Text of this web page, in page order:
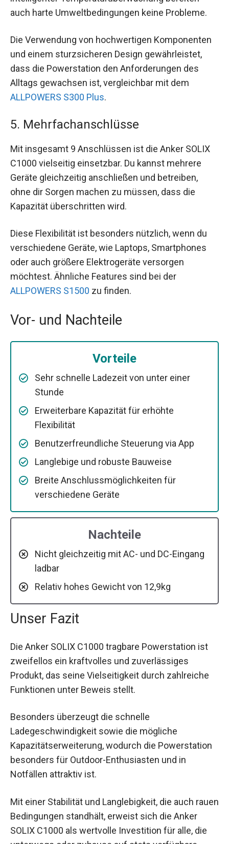
auch harte Umweltbedingungen keine Probleme.
Die Verwendung von hochwertigen Komponenten
und einem sturzsicheren Design gewährleistet,
dass die Powerstation den Anforderungen des
Alltags gewachsen ist, vergleichbar mit dem
ALLPOWERS S300 Plus.
5. Mehrfachanschlüsse
Mit insgesamt 9 Anschlüssen ist die Anker SOLIX
C1000 vielseitig einsetzbar. Du kannst mehrere
Geräte gleichzeitig anschließen und betreiben,
ohne dir Sorgen machen zu müssen, dass die
Kapazität überschritten wird.
Diese Flexibilität ist besonders nützlich, wenn du
verschiedene Geräte, wie Laptops, Smartphones
oder auch größere Elektrogeräte versorgen
möchtest. Ähnliche Features sind bei der
ALLPOWERS S1500 zu finden.
Vor- und Nachteile
Vorteile
Sehr schnelle Ladezeit von unter einer
Stunde
Erweiterbare Kapazität für erhöhte
Flexibilität
Benutzerfreundliche Steuerung via App
Langlebige und robuste Bauweise
Breite Anschlussmöglichkeiten für
verschiedene Geräte
Nachteile
Nicht gleichzeitig mit AC- und DC-Eingang
ladbar
Relativ hohes Gewicht von 12,9kg
Unser Fazit
Die Anker SOLIX C1000 tragbare Powerstation ist
zweifellos ein kraftvolles und zuverlässiges
Produkt, das seine Vielseitigkeit durch zahlreiche
Funktionen unter Beweis stellt.
Besonders überzeugt die schnelle
Ladegeschwindigkeit sowie die mögliche
Kapazitätserweiterung, wodurch die Powerstation
besonders für Outdoor-Enthusiasten und in
Notfällen attraktiv ist.
Mit einer Stabilität und Langlebigkeit, die auch rauen
Bedingungen standhält, erweist sich die Anker
SOLIX C1000 als wertvolle Investition für alle, die